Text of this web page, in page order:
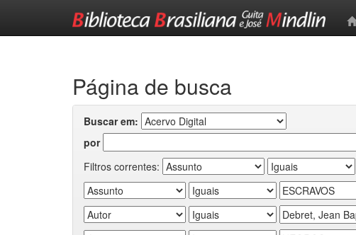
Página de busca
Buscar em:
por
Filtros correntes: